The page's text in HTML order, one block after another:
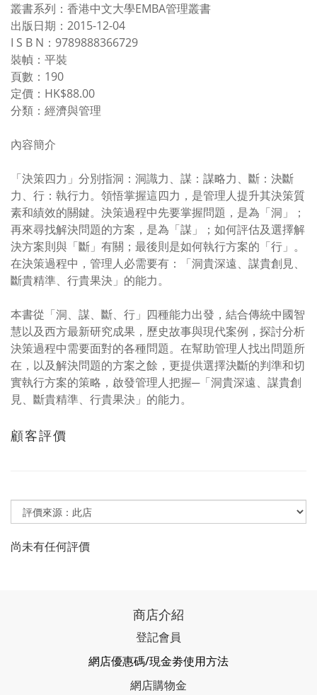
叢書系列：香港中文大學EMBA管理叢書
出版日期：2015-12-04
I S B N：9789888366729
裝幀：平裝
頁數：190
定價：HK$88.00
分類：經濟與管理
內容簡介
「決策四力」分別指洞：洞識力、謀：謀略力、斷：決斷
力、行：執行力。領悟掌握這四力，是管理人提升其決策質
素和績效的關鍵。決策過程中先要掌握問題，是為「洞」；
再來尋找解決問題的方案，是為「謀」；如何評估及選擇解
決方案則與「斷」有關；最後則是如何執行方案的「行」。
在決策過程中，管理人必需要有：「洞貴深遠、謀貴創見、
斷貴精準、行貴果決」的能力。
本書從「洞、謀、斷、行」四種能力出發，結合傳統中國智
慧以及西方最新研究成果，歷史故事與現代案例，探討分析
決策過程中需要面對的各種問題。在幫助管理人找出問題所
在，以及解決問題的方案之餘，更提供選擇決斷的判準和切
實執行方案的策略，啟發管理人把握─「洞貴深遠、謀貴創
見、斷貴精準、行貴果決」的能力。
顧客評價
尚未有任何評價
商店介紹
登記會員
網店優惠碼/現金劵使用方法
網店購物金